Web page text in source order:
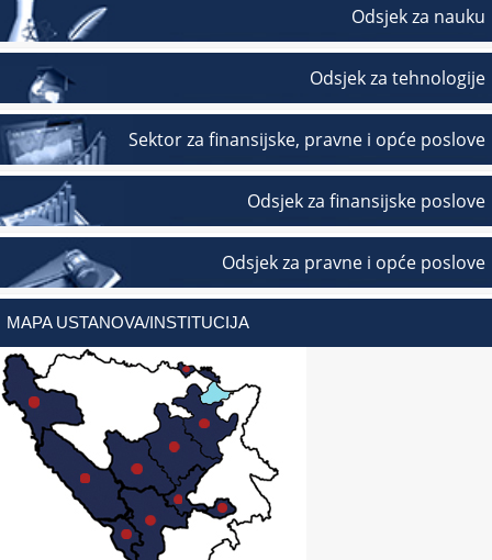
Odsjek za nauku
Odsjek za tehnologije
Sektor za finansijske, pravne i opće poslove
Odsjek za finansijske poslove
Odsjek za pravne i opće poslove
MAPA USTANOVA/INSTITUCIJA